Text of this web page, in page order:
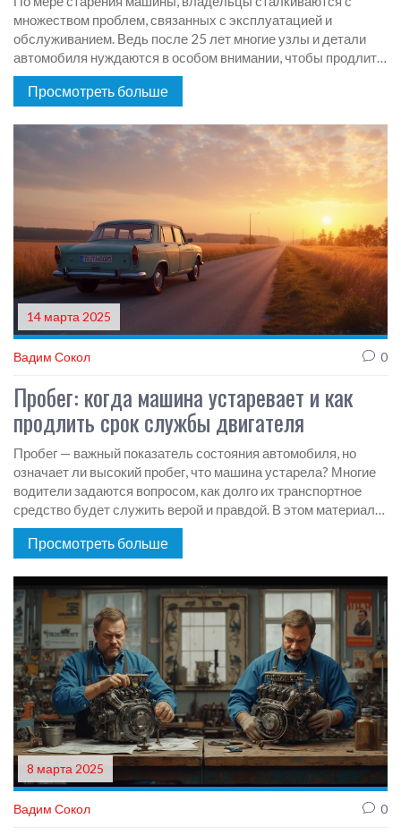
множеством проблем, связанных с эксплуатацией и
обслуживанием. Ведь после 25 лет многие узлы и детали
автомобиля нуждаются в особом внимании, чтобы продлить
срок службы двигателя. В этой статье мы обсудим, как
обеспечить долгую и надежную работу старого автомобиля,
интересные факты стоит учитывать. Давайте погрузимся в
мир обслуживания автомобилей, которым исполнилось
четверть века, и узнаем, что можно сделать, чтобы продлить
срок их службы.
Просмотреть больше
14 марта 2025
Вадим Сокол 0
Пробег: когда машина устаревает и как
продлить срок службы двигателя
Пробег — важный показатель состояния автомобиля, но
означает ли высокий пробег, что машина устарела? Многие
водители задаются вопросом, как долго их транспортное
средство будет служить верой и правдой. В этом материале
мы изучим, при каком пробеге автомобиль считается
устаревшим, а также расскажем, как продлить срок службы
автомобиля и какие действия помогут уменьшить его износ.
Просмотреть больше
8 марта 2025
Вадим Сокол 0